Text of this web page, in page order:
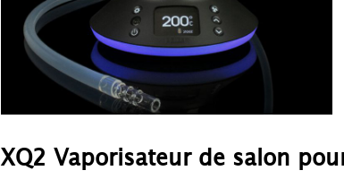
XQ2 Vaporisateur de salon